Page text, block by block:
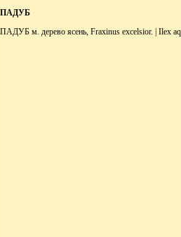
ПАДУБ
ПАДУБ м. дерево ясень, Fraxinus excelsior. | Ilex